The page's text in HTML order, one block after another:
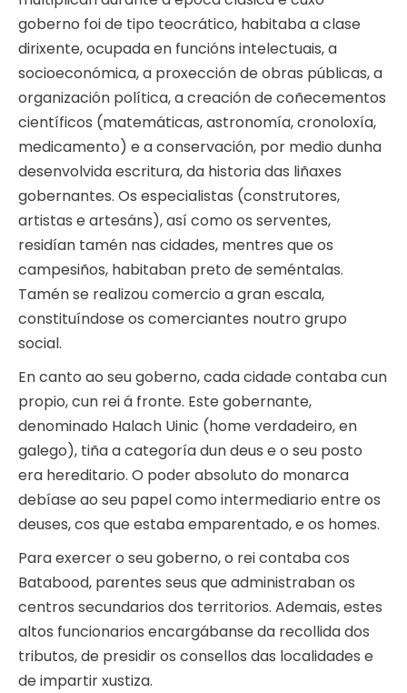
goberno foi de tipo teocrático, habitaba a clase
dirixente, ocupada en funcións intelectuais, a
socioeconómica, a proxección de obras públicas, a
organización política, a creación de coñecementos
científicos (matemáticas, astronomía, cronoloxía,
medicamento) e a conservación, por medio dunha
desenvolvida escritura, da historia das liñaxes
gobernantes. Os especialistas (construtores,
artistas e artesáns), así como os serventes,
residían tamén nas cidades, mentres que os
campesiños, habitaban preto de seméntalas.
Tamén se realizou comercio a gran escala,
constituíndose os comerciantes noutro grupo
social.
En canto ao seu goberno, cada cidade contaba cun
propio, cun rei á fronte. Este gobernante,
denominado Halach Uinic (home verdadeiro, en
galego), tiña a categoría dun deus e o seu posto
era hereditario. O poder absoluto do monarca
debíase ao seu papel como intermediario entre os
deuses, cos que estaba emparentado, e os homes.
Para exercer o seu goberno, o rei contaba cos
Batabood, parentes seus que administraban os
centros secundarios dos territorios. Ademais, estes
altos funcionarios encargábanse da recollida dos
tributos, de presidir os consellos das localidades e
de impartir xustiza.